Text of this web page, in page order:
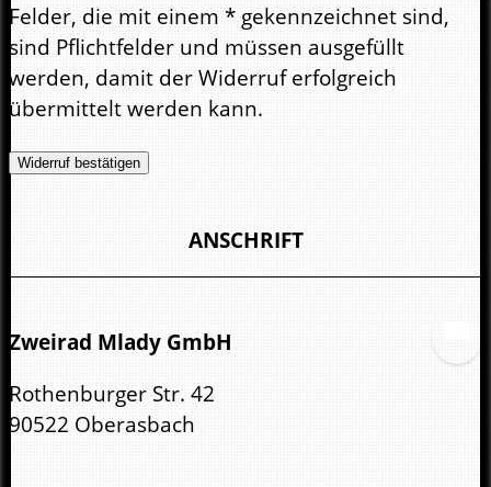
Felder, die mit einem * gekennzeichnet sind,
sind Pflichtfelder und müssen ausgefüllt
werden, damit der Widerruf erfolgreich
übermittelt werden kann.
Widerruf bestätigen
ANSCHRIFT
Zweirad Mlady GmbH
Rothenburger Str. 42
90522 Oberasbach